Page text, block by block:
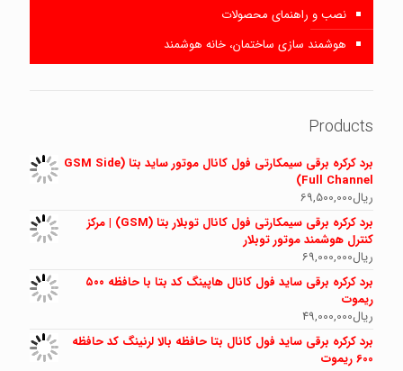
نصب و راهنمای محصولات
هوشمند سازی ساختمان، خانه هوشمند
Products
برد کرکره برقی سیمکارتی فول کانال موتور ساید بتا (GSM Side
Full Channel)
ریال69,500,000
برد کرکره برقی سیمکارتی فول کانال توبلار بتا (GSM) | مرکز
کنترل هوشمند موتور توبلار
ریال69,000,000
برد کرکره برقی ساید فول کانال هاپینگ کد بتا با حافظه ۵۰۰
ریموت
ریال49,000,000
برد کرکره برقی ساید فول کانال بتا حافظه بالا لرنینگ کد حافظه
600 ریموت